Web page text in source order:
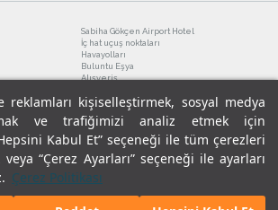
reklamları kişiselleştirmek, sosyal medya
ve trafiğimizi analiz etmek için
Kabul Et” seçeneği ile tüm çerezleri
“Çerez Ayarları” seçeneği ile ayarları
Çerez Politikası
Sabiha Gökçen Airport Hotel
İç hat uçuş noktaları
Havayolları
Buluntu Eşya
Alışveriş